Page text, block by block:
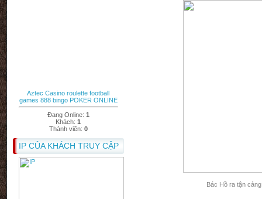
Aztec Casino roulette football
games 888 bingo POKER ONLINE
Đang Online: 1
Khách:1
Thành viên: 0
IP CỦA KHÁCH TRUY CẬP
Bác Hồ ra tận